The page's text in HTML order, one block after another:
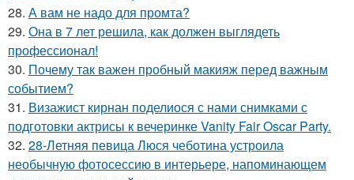
28. А вам не надо для промта?
29. Она в 7 лет решила, как должен выглядеть
профессионал!
30. Почему так важен пробный макияж перед важным
событием?
31. Визажист кирнан поделиося с нами снимками с
подготовки актрисы к вечеринке Vanity Fair Oscar Party.
32. 28-Летняя певица Люся чеботина устроила
необычную фотосессию в интерьере, напоминающем